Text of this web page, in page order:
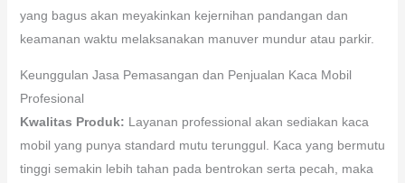
yang bagus akan meyakinkan kejernihan pandangan dan
keamanan waktu melaksanakan manuver mundur atau parkir.
Keunggulan Jasa Pemasangan dan Penjualan Kaca Mobil
Profesional
Kwalitas Produk: Layanan professional akan sediakan kaca
mobil yang punya standard mutu terunggul. Kaca yang bermutu
tinggi semakin lebih tahan pada bentrokan serta pecah, maka